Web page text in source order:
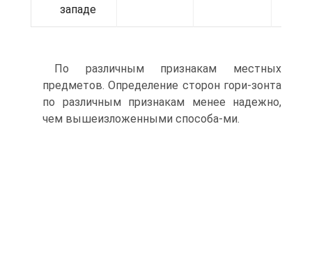
западе
По различным признакам местных
предметов. Определение сторон гори-зонта
по различным признакам менее надежно,
чем вышеизложенными способа-ми.